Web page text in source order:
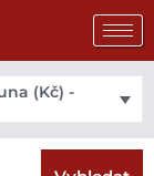
(Kč) -